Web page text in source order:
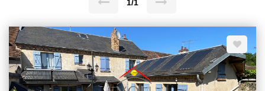
1/1